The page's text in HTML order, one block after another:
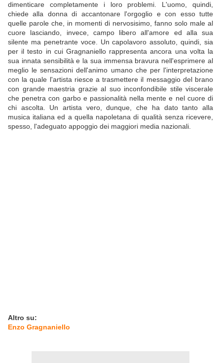
dimenticare completamente i loro problemi. L'uomo, quindi,
chiede alla donna di accantonare l'orgoglio e con esso tutte
quelle parole che, in momenti di nervosisimo, fanno solo male al
cuore lasciando, invece, campo libero all'amore ed alla sua
silente ma penetrante voce. Un capolavoro assoluto, quindi, sia
per il testo in cui Gragnaniello rappresenta ancora una volta la
sua innata sensibilità e la sua immensa bravura nell'esprimere al
meglio le sensazioni dell'animo umano che per l'interpretazione
con la quale l'artista riesce a trasmettere il messaggio del brano
con grande maestria grazie al suo inconfondibile stile viscerale
che penetra con garbo e passionalità nella mente e nel cuore di
chi ascolta. Un artista vero, dunque, che ha dato tanto alla
musica italiana ed a quella napoletana di qualità senza ricevere,
spesso, l'adeguato appoggio dei maggiori media nazionali.
Altro su:
Enzo Gragnaniello